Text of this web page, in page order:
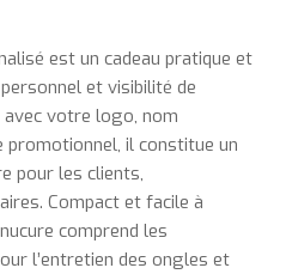
est un cadeau pratique et
et visibilité de
avec votre logo, nom
promotionnel, il constitue un
pour les clients,
Compact et facile à
comprend les
l’entretien des ongles et